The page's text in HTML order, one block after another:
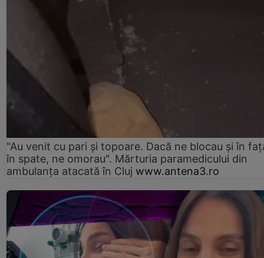
"Au venit cu pari și topoare. Dacă ne blocau şi în
în spate, ne omorau". Mărturia paramedicului din
ambulanţa atacată în Cluj www.antena3.ro